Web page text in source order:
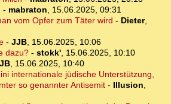
- mabraton, 15.06.2025, 09:31
vom Opfer zum Täter wird - Dieter,
- JJB, 15.06.2025, 10:06
dazu?- stokk', 15.06.2025, 10:10
, 15.06.2025, 10:40
internationale jüdische Unterstützung,
so genannter Antisemit - Illusion,